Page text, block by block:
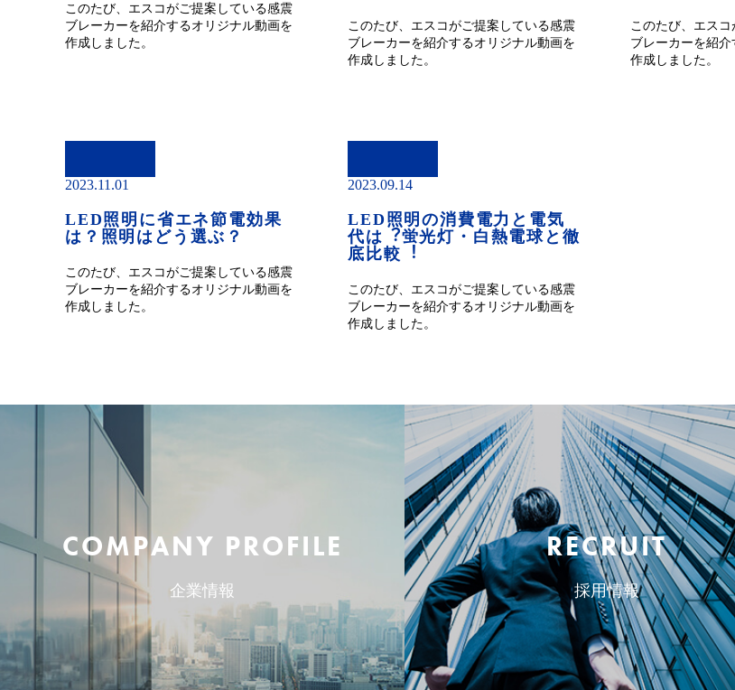
このたび、エスコがご提案している感震
ブレーカーを紹介するオリジナル動画を
作成しました。
このたび、エスコがご提案している感震
ブレーカーを紹介するオリジナル動画を
作成しました。
このたび、エス
ブレーカーを紹
作成しました。
2023.11.01
LED照明に省エネ節電効果
は？照明はどう選ぶ？
このたび、エスコがご提案している感震
ブレーカーを紹介するオリジナル動画を
作成しました。
2023.09.14
LED照明の消費電力と電気
代は︖蛍光灯・白熱電球と徹
底比較︕
このたび、エスコがご提案している感震
ブレーカーを紹介するオリジナル動画を
作成しました。
COMPANY PROFILE
企業情報
RECRUIT
採用情報